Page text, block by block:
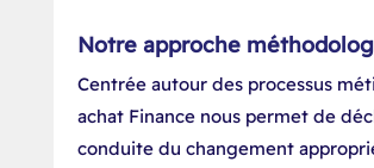
Notre approche
Centrée autour des processus
achat Finance nous permet de
conduite du changement